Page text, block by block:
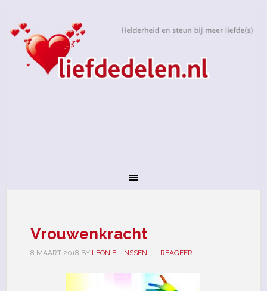
Vrouwenkracht
8 MAART 2018 BY LEONIE LINSSEN REAGEER